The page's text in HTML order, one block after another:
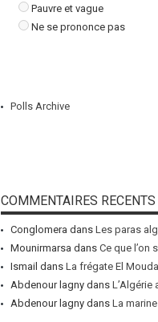
Pauvre et vague
Ne se prononce pas
Polls Archive
COMMENTAIRES RECENTS
Conglomera dans Les paras
Mounirmarsa dans Ce que l’on
Ismail dans La frégate El
Abdenour lagnydans L’Algérie
Abdenour lagnydans La